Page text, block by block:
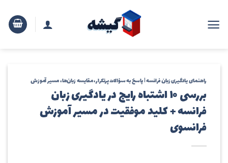
راهنمای یادگیری زبان فرانسه | پاسخ به سؤالات پرتکرار، مقایسه زبان‌ها، مسیر آموزش
بررسی ۱۰ اشتباه رایج در یادگیری زبان
فرانسه + کلید موفقیت در مسیر آموزش
فرانسوی